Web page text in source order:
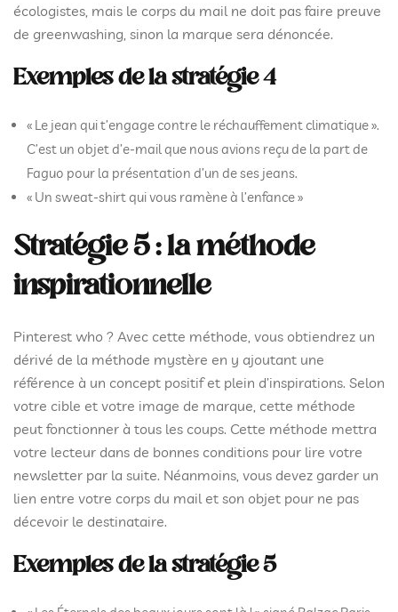
écologistes, mais le corps du mail ne doit pas faire preuve
de greenwashing, sinon la marque sera dénoncée.
Exemples de la stratégie 4
« Le jean qui t’engage contre le réchauffement climatique ».
C’est un objet d’e-mail que nous avions reçu de la part de
Faguo pour la présentation d’un de ses jeans.
« Un sweat-shirt qui vous ramène à l’enfance »
Stratégie 5 : la méthode
inspirationnelle
Pinterest who ? Avec cette méthode, vous obtiendrez un
dérivé de la méthode mystère en y ajoutant une
référence à un concept positif et plein d’inspirations. Selon
votre cible et votre image de marque, cette méthode
peut fonctionner à tous les coups. Cette méthode mettra
votre lecteur dans de bonnes conditions pour lire votre
newsletter par la suite. Néanmoins, vous devez garder un
lien entre votre corps du mail et son objet pour ne pas
décevoir le destinataire.
Exemples de la stratégie 5